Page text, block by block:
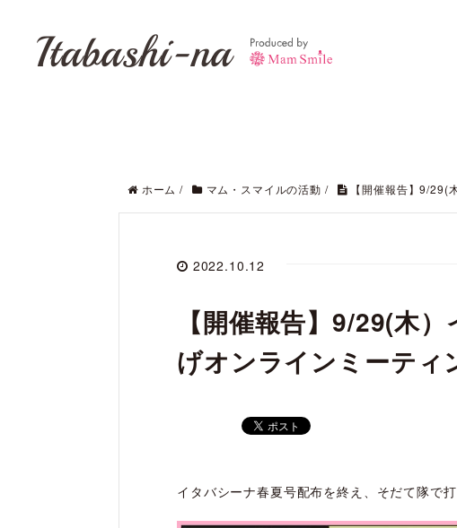
Itabashi-na
ホーム / マム・スマイルの活動 / 【開催報告】9/29(
2022.10.12
【開催報告】9/29(木
げオンラインミーティ
イタバシーナ春夏号配布を終え、そだて隊で